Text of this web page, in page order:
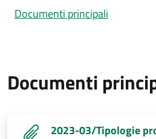
Documenti principali
Documenti
2023-03/Tipologie